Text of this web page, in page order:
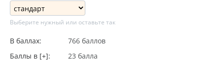
Выберите нужный или оставьте так
В баллах:
766 баллов
Баллы в [+]:
23 балла